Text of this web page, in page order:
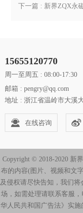
下一篇 : 新界ZQX永
15655120770
周一至周五 : 08:00-17:30
邮箱 : pengry@qq.com
地址 : 浙江省温岭市大溪
在线咨询
Copyright © 2018-2020 新
布的内容(图片、视频和文
及侵权请尽快告知，我们
场，如需处理请联系客服，
华人民共和国广告法》实